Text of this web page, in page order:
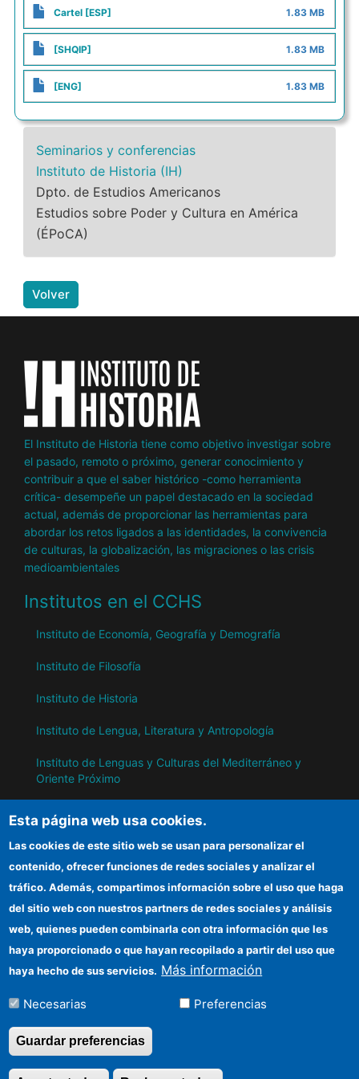
Cartel [ESP] 1.83 MB
[SHQIP] 1.83 MB
[ENG] 1.83 MB
Seminarios y conferencias
Instituto de Historia (IH)
Dpto. de Estudios Americanos
Estudios sobre Poder y Cultura en América
(ÉPoCA)
Volver
El Instituto de Historia tiene como objetivo investigar sobre
el pasado, remoto o próximo, generar conocimiento y
contribuir a que el saber histórico -como herramienta
crítica- desempeñe un papel destacado en la sociedad
actual, además de proporcionar las herramientas para
abordar los retos ligados a las identidades, la convivencia
de culturas, la globalización, las migraciones o las crisis
medioambientales
Institutos en el CCHS
Instituto de Economía, Geografía y Demografía
Instituto de Filosofía
Instituto de Historia
Instituto de Lengua, Literatura y Antropología
Instituto de Lenguas y Culturas del Mediterráneo y
Oriente Próximo
IH
Información para proveedores
Organismos financiadores
Cómo llegar
©Copyright 2026 Todos los derechos
Esta página web usa cookies.
Las cookies de este sitio web se usan para personalizar el
contenido, ofrecer funciones de redes sociales y analizar el
tráfico. Además, compartimos información sobre el uso que haga
del sitio web con nuestros partners de redes sociales y análisis
web, quienes pueden combinarla con otra información que les
haya proporcionado o que hayan recopilado a partir del uso que
haya hecho de sus servicios. Más información
Necesarias Preferencias
Guardar preferencias